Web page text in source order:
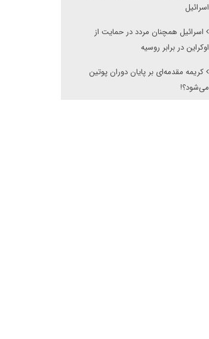
اسرائیل
اسرائیل همچنان مردد در حمایت از
اوکراین در برابر روسیه
کریمه مقدمه‌ای بر پایان دوران پوتین
می‌شود؟!